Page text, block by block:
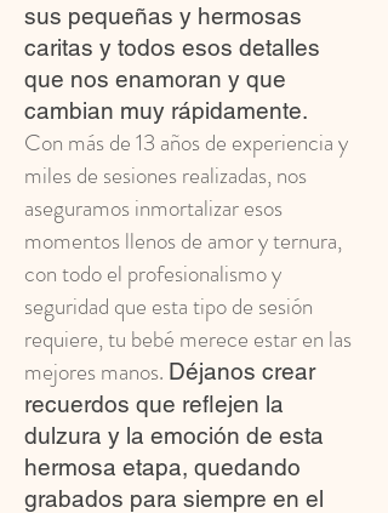
sus pequeñas y hermosas
caritas y todos esos detalles
que nos enamoran y que
cambian muy rápidamente.
Con más de 13 años de experiencia y
miles de sesiones realizadas, nos
aseguramos inmortalizar esos
momentos llenos de amor y ternura,
con todo el profesionalismo y
seguridad que esta tipo de sesión
requiere, tu bebé merece estar en las
mejores manos. Déjanos crear
recuerdos que reflejen la
dulzura y la emoción de esta
hermosa etapa, quedando
grabados para siempre en el